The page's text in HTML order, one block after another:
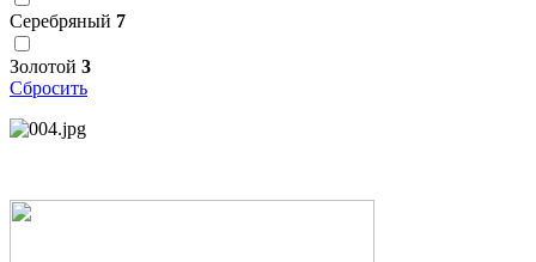
Серебряный 7
Золотой 3
Сбросить